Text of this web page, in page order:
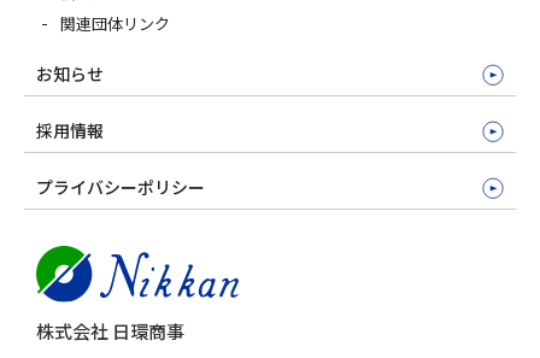
株式会社 日環商事
関連団体リンク
お知らせ
採用情報
プライバシーポリシー